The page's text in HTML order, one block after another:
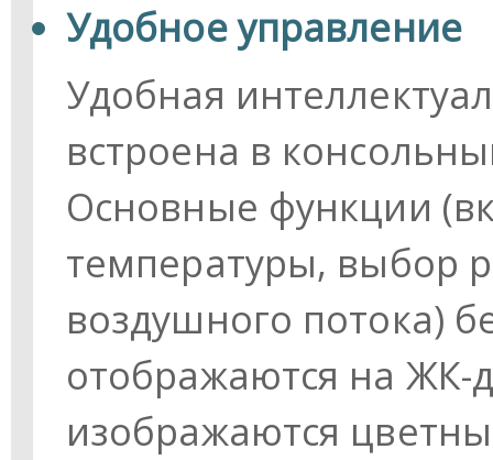
Удобное управление
Удобная
встроена в
Основные функции
температуры, выбор
воздушного потока)
отображаются на ЖК-
изображаются